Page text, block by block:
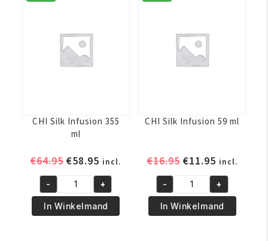
CHI Silk Infusion 355
ml
€64.95Oorspronkelijke
was:
€64.95.
€58.95 Huidige
prijs
is:
€58.95.
incl.
CHI
Silk
Infusion
- +
In Winkelmand
CHI Silk Infusion 59 ml
€16.95 Oorspronkelijke
was:
€16.95.
€11.95Huidige
prijs
is:
€11.95.
incl.
CHI
Silk
Infusion
- +
In Winkelmand